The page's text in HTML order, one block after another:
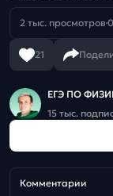
2 тыс. просмотров
21
ЕГЭ ПО
15 тыс.
Комментарии